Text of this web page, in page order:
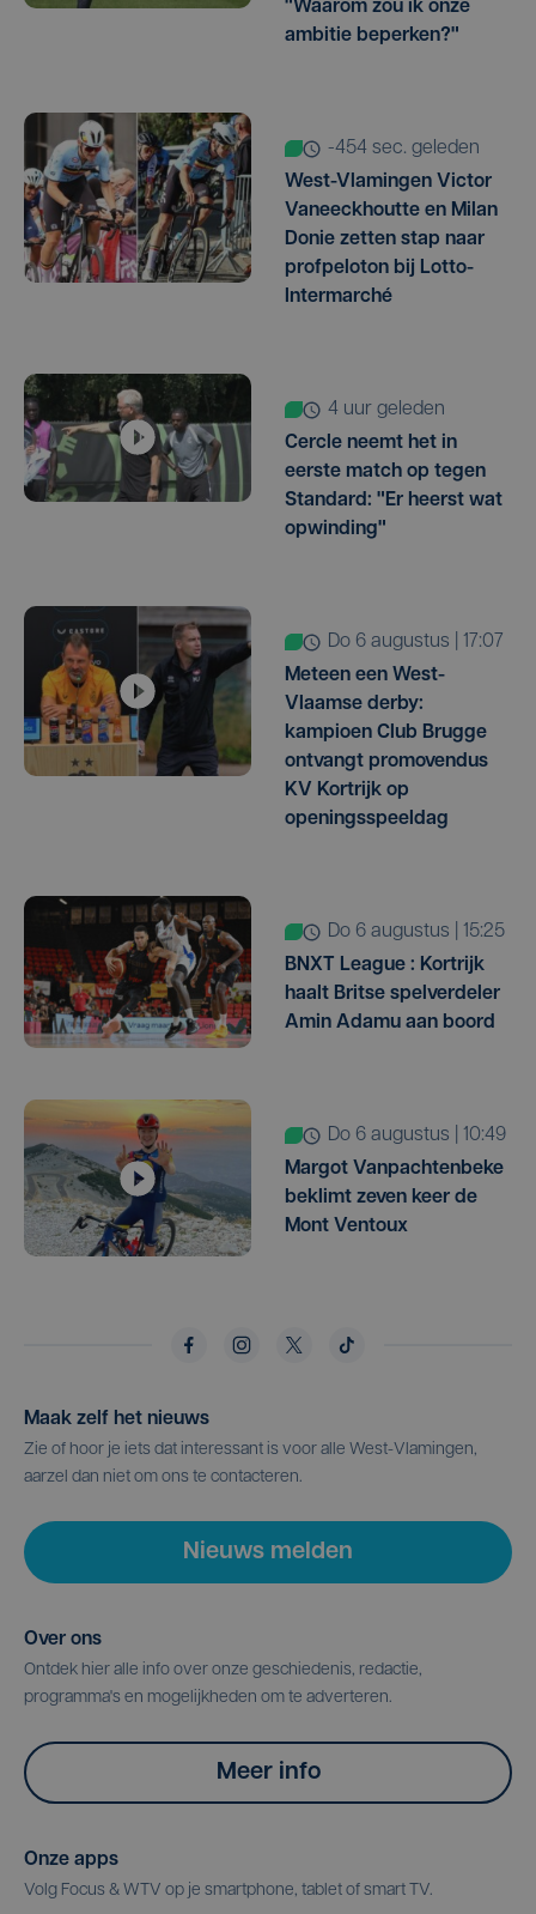
"Waarom zou ik onze
ambitie beperken?"
-454 sec. geleden
West-Vlamingen Victor
Vaneeckhoutte en Milan
Donie zetten stap naar
profpeloton bij Lotto-
Intermarché
4 uur geleden
Cercle neemt het in
eerste match op tegen
Standard: "Er heerst wat
opwinding"
do 6 augustus | 17:07
Meteen een West-
Vlaamse derby:
kampioen Club Brugge
ontvangt promovendus
KV Kortrijk op
openingsspeeldag
do 6 augustus | 15:25
BNXT League : Kortrijk
haalt Britse spelverdeler
Amin Adamu aan boord
do 6 augustus | 10:49
Margot Vanpachtenbeke
beklimt zeven keer de
Mont Ventoux
Maak zelf het nieuws
Zie of hoor je iets dat interessant is voor alle West-Vlamingen,
aarzel dan niet om ons te contacteren.
Nieuws melden
Over ons
Ontdek hier alle info over onze geschiedenis, redactie,
programma's en mogelijkheden om te adverteren.
Meer info
Onze apps
Volg Focus & WTV op je smartphone, tablet of smart TV.